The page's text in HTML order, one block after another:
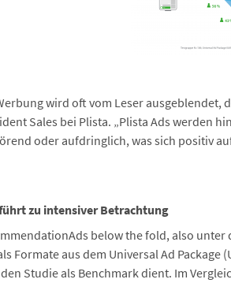
wird oft vom Leser
Sales bei Plista. „Plista Ads werden
oder aufdringlich, was sich positiv
zu intensiver Betrachtung
below the fold, also
Formate aus dem Universal Ad
Studie als Benchmark dient. Im